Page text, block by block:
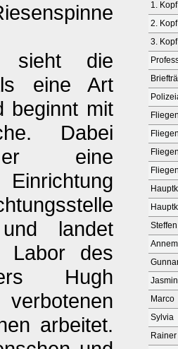
sieht die
eine Art
beginnt mit
Dabei
er eine
landet
Labor des
Hugh
arbeitet.
1. Kopf
2. Kopf
3. Kopf
Jasmin
Marco
Sylvia